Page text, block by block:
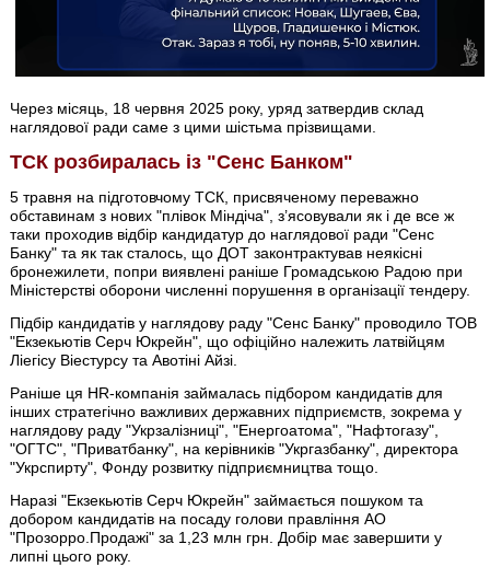
Через місяць, 18 червня 2025 року, уряд затвердив склад
наглядової ради саме з цими шістьма прізвищами.
ТСК розбиралась із "Сенс Банком"
5 травня на підготовчому ТСК, присвяченому переважно
обставинам з нових "плівок Міндіча", з’ясовували як і де все ж
таки проходив відбір кандидатур до наглядової ради "Сенс
Банку" та як так сталось, що ДОТ законтрактував неякісні
бронежилети, попри виявлені раніше Громадською Радою при
Міністерстві оборони численні порушення в організації тендеру.
Підбір кандидатів у наглядову раду "Сенс Банку" проводило ТОВ
"Екзекьютів Серч Юкрейн", що офіційно належить латвійцям
Ліегісу Віестурсу та Авотіні Айзі.
Раніше ця HR-компанія займалась підбором кандидатів для
інших стратегічно важливих державних підприємств, зокрема у
наглядову раду "Укрзалізниці", "Енергоатома", "Нафтогазу",
"ОГТС", "Приватбанку", на керівників "Укргазбанку", директора
"Укрспирту", Фонду розвитку підприємництва тощо.
Наразі "Екзекьютів Серч Юкрейн" займається пошуком та
добором кандидатів на посаду голови правління АО
"Прозорро.Продажі" за 1,23 млн грн. Добір має завершити у
липні цього року.